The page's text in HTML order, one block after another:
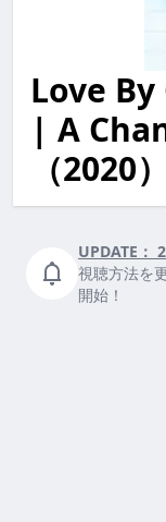
Love
| A
（2020）
love by chance
UPDATE：
視聴方法を
開始！